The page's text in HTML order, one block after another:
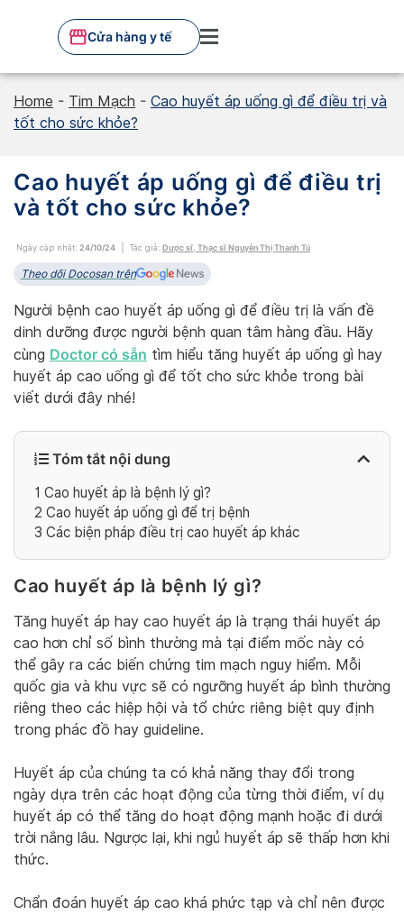
Cửa hàng y tế
Home - Tim Mạch - Cao huyết áp uống gì để điều trị và
tốt cho sức khỏe?
Cao huyết áp uống gì để điều trị
và tốt cho sức khỏe?
Ngày cập nhật: 24/10/24 Tác giả: Dược sĩ, Thạc sĩ Nguyễn Thị Thanh Tú
Theo dõi Docosan trên
Người bệnh cao huyết áp uống gì để điều trị là vấn đề
dinh dưỡng được người bệnh quan tâm hàng đầu. Hãy
cùng Doctor có sẵn tìm hiểu tăng huyết áp uống gì hay
huyết áp cao uống gì để tốt cho sức khỏe trong bài
viết dưới đây nhé!
Tóm tắt nội dung
1 Cao huyết áp là bệnh lý gì?
2 Cao huyết áp uống gì để trị bệnh
3 Các biện pháp điều trị cao huyết áp khác
Cao huyết áp là bệnh lý gì?
Tăng huyết áp hay cao huyết áp là trạng thái huyết áp
cao hơn chỉ số bình thường mà tại điểm mốc này có
thể gây ra các biến chứng tim mạch nguy hiểm. Mỗi
quốc gia và khu vực sẽ có ngưỡng huyết áp bình thường
riêng theo các hiệp hội và tổ chức riêng biệt quy định
trong phác đồ hay guideline.
Huyết áp của chúng ta có khả năng thay đổi trong
ngày dựa trên các hoạt động của từng thời điểm, ví dụ
huyết áp có thể tăng do hoạt động mạnh hoặc đi dưới
trời nắng lâu. Ngược lại, khi ngủ huyết áp sẽ thấp hơn khi
thức.
Chẩn đoán huyết áp cao khá phức tạp và chỉ nên được